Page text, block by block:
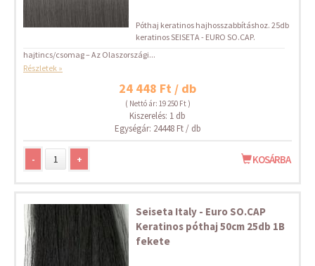
Póthaj keratinos hajhosszabbításhoz. 25db
keratinos SEISETA - EURO SO.CAP.
hajtincs/csomag – Az Olaszországi...
Részletek »
24 448 Ft / db
( Nettó ár: 19 250 Ft )
Kiszerelés: 1 db
Egységár: 24448 Ft / db
- + KOSÁRBA
Seiseta Italy - Euro SO.CAP
Keratinos póthaj 50cm 25db 1B
fekete